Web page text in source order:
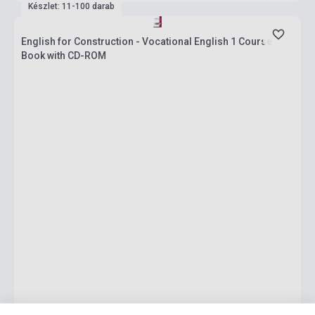
Készlet: 11-100 darab
English for Construction - Vocational English 1 Course
Book with CD-ROM